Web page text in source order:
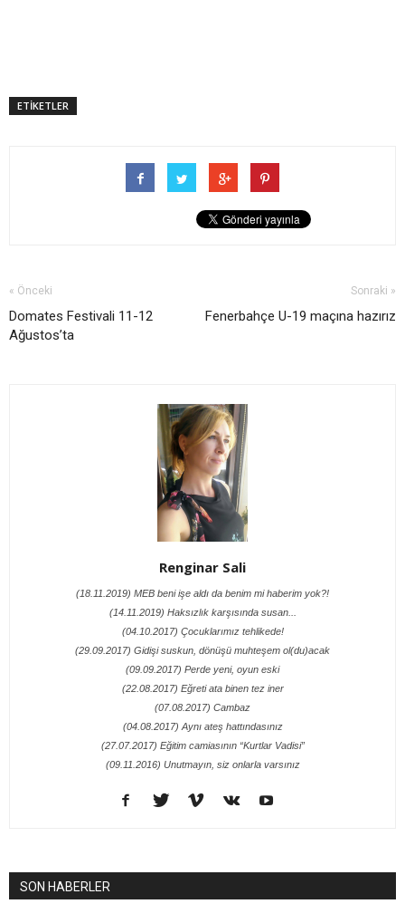
ETİKETLER
« Önceki
Domates Festivali 11-12
Ağustos’ta
Sonraki »
Fenerbahçe U-19 maçına hazırız
Renginar Sali
(18.11.2019) MEB beni işe aldı da benim mi haberim yok?!
(14.11.2019) Haksızlık karşısında susan...
(04.10.2017) Çocuklarımız tehlikede!
(29.09.2017) Gidişi suskun, dönüşü muhteşem ol(du)acak
(09.09.2017) Perde yeni, oyun eski
(22.08.2017) Eğreti ata binen tez iner
(07.08.2017) Cambaz
(04.08.2017) Aynı ateş hattındasınız
(27.07.2017) Eğitim camiasının “Kurtlar Vadisi”
(09.11.2016) Unutmayın, siz onlarla varsınız
SON HABERLER